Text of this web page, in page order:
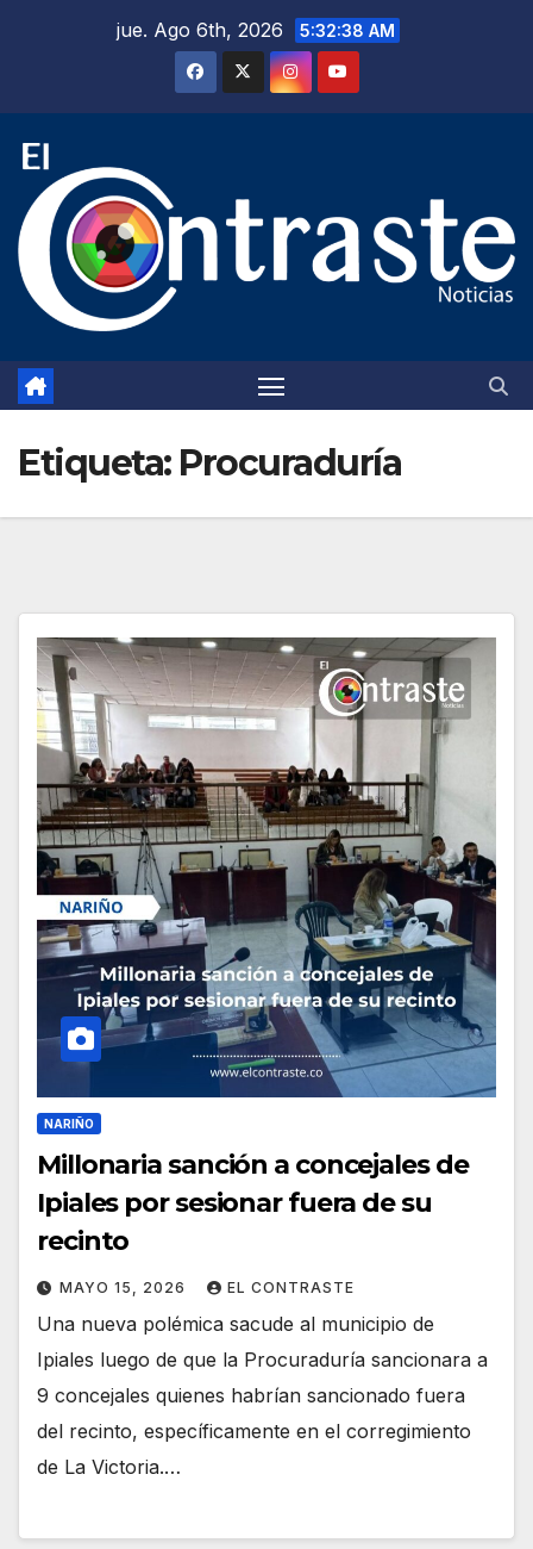
jue. Ago 6th, 2026 5:32:39 AM
Etiqueta: Procuraduría
NARIÑO
Millonaria sanción a concejales de
Ipiales por sesionar fuera de su
recinto
MAYO 15, 2026 EL CONTRASTE
Una nueva polémica sacude al municipio de
Ipiales luego de que la Procuraduría sancionara a
9 concejales quienes habrían sancionado fuera
del recinto, específicamente en el corregimiento
de La Victoria.…